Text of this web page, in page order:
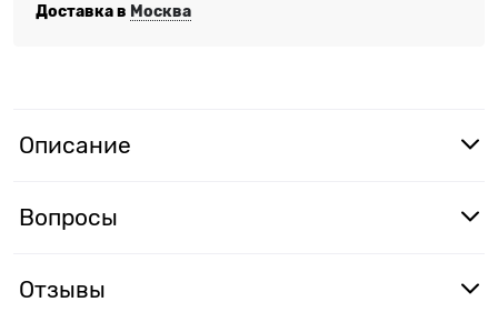
Доставка в Москва
Описание
Вопросы
Отзывы